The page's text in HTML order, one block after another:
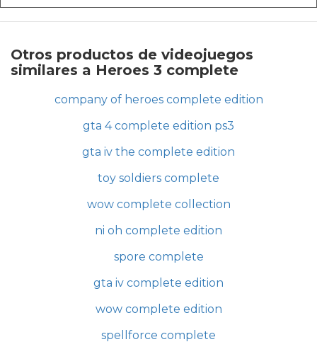
Otros productos de videojuegos
similares a Heroes 3 complete
company of heroes complete edition
gta 4 complete edition ps3
gta iv the complete edition
toy soldiers complete
wow complete collection
ni oh complete edition
spore complete
gta iv complete edition
wow complete edition
spellforce complete